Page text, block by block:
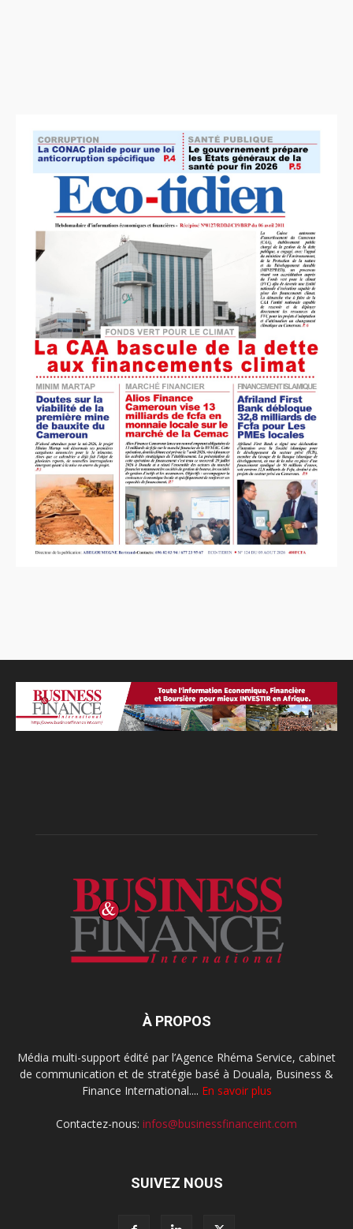
À PROPOS
Média multi-support édité par l’Agence Rhéma Service, cabinet
de communication et de stratégie basé à Douala, Business &
Finance International.... En savoir plus
Contactez-nous: infos@businessfinanceint.com
SUIVEZ NOUS